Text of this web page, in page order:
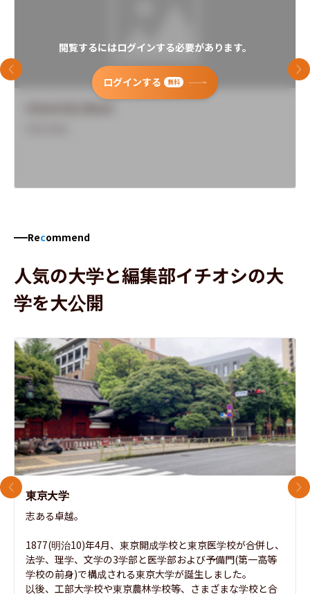
閲覧するにはログインする必要があります。
ログインする 無料
前のスライド 次
Recommend
人気の大学と編集部イチオシの大
学を大公開
東京大学
志ある卓越。
1877(明治10)年4月、東京開成学校と東京医学校が合併し、
法学、理学、文学の3学部と医学部および予備門(第一高等
学校の前身)で構成される東京大学が誕生しました。
以後、工部大学校や東京農林学校等、さまざまな学校と合
前のスライド 次